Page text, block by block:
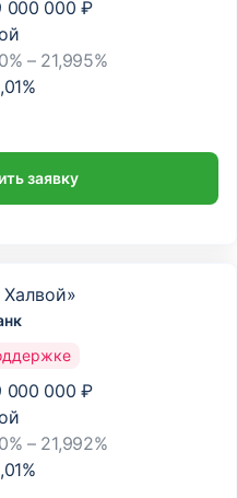
000 000 ₽
– 21,995%
%
заявку
000 000 ₽
– 21,992%
%